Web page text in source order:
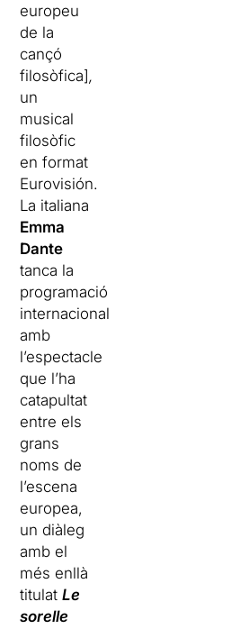
europeu
de la
cançó
filosòfica],
un
musical
filosòfic
en format
Eurovisión.
La italiana
Emma
Dante
tanca la
programació
internacional
amb
l’espectacle
que l’ha
catapultat
entre els
grans
noms de
l’escena
europea,
un diàleg
amb el
més enllà
titulatLe
sorelle